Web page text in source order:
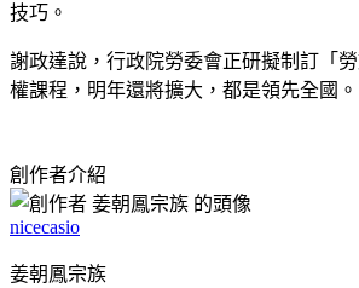
技巧。
謝政達說，行政院勞委會正研擬制訂「
權課程，明年還將擴大，都是領先全國。
創作者介紹
nicecasio
姜朝鳳宗族